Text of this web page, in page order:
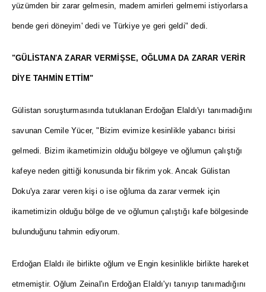
yüzümden bir zarar gelmesin, madem amirleri gelmemi istiyorlarsa
bende geri döneyim' dedi ve Türkiye ye geri geldi" dedi.
"GÜLİSTAN'A ZARAR VERMİŞSE, OĞLUMA DA ZARAR VERİR
DİYE TAHMİN ETTİM"
Gülistan soruşturmasında tutuklanan Erdoğan Elaldı'yı tanımadığını
savunan Cemile Yücer, "Bizim evimize kesinlikle yabancı birisi
gelmedi. Bizim ikametimizin olduğu bölgeye ve oğlumun çalıştığı
kafeye neden gittiği konusunda bir fikrim yok. Ancak Gülistan
Doku'ya zarar veren kişi o ise oğluma da zarar vermek için
ikametimizin olduğu bölge de ve oğlumun çalıştığı kafe bölgesinde
bulunduğunu tahmin ediyorum.
Erdoğan Elaldı ile birlikte oğlum ve Engin kesinlikle birlikte hareket
etmemiştir. Oğlum Zeinal'ın Erdoğan Elaldı'yı tanıyıp tanımadığını